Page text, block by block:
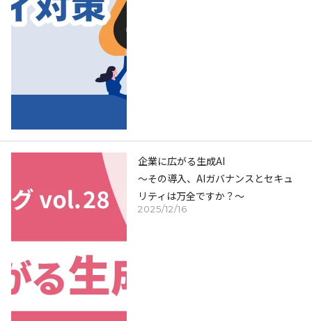
2025/12/16
企業に広がる生成AI
～その導入、AIガバナンスとセキュ
リティは万全ですか？～